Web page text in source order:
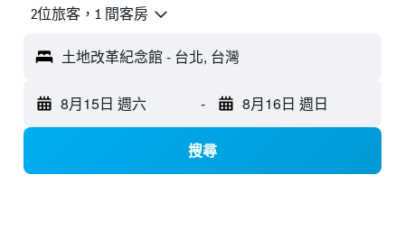
2位旅客，1 間客房
土地改革紀念館 - 台北, 台灣
8月15日 週六 - 8月16日 週日
搜尋